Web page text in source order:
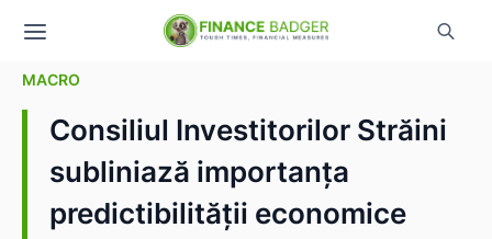
MACRO
Consiliul Investitorilor Străini
subliniază importanța
predictibilității economice